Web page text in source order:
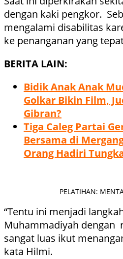
dengan kaki pengkor.
mengalami disabilitas
ke penanganan yang
BERITA LAIN:
Bidik Anak Anak
Golkar Bikin Film,
Gibran?
Tiga Caleg Partai
Bersama di
Orang Hadiri
PELATIHAN:
“Tentu ini menjadi
Muhammadiyah dengan
sangat luas ikut
kata Hilmi.